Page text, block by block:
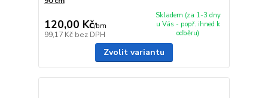
120,00 Kč/bm
99,17 Kč bez DPH
Skladem (za 1-3 dny
u Vás - popř. ihned k
odběru)
Zvolit variantu